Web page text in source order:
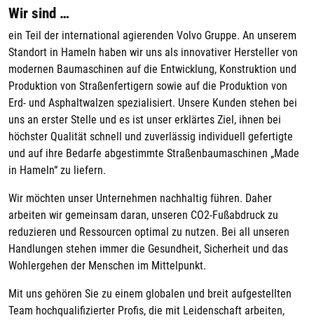
Wir sind …
ein Teil der international agierenden Volvo Gruppe. An unserem
Standort in Hameln haben wir uns als innovativer Hersteller von
modernen Baumaschinen auf die Entwicklung, Konstruktion und
Produktion von Straßenfertigern sowie auf die Produktion von
Erd- und Asphaltwalzen spezialisiert. Unsere Kunden stehen bei
uns an erster Stelle und es ist unser erklärtes Ziel, ihnen bei
höchster Qualität schnell und zuverlässig individuell gefertigte
und auf ihre Bedarfe abgestimmte Straßenbaumaschinen „Made
in Hameln“ zu liefern.
Wir möchten unser Unternehmen nachhaltig führen. Daher
arbeiten wir gemeinsam daran, unseren CO2-Fußabdruck zu
reduzieren und Ressourcen optimal zu nutzen. Bei all unseren
Handlungen stehen immer die Gesundheit, Sicherheit und das
Wohlergehen der Menschen im Mittelpunkt.
Mit uns gehören Sie zu einem globalen und breit aufgestellten
Team hochqualifizierter Profis, die mit Leidenschaft arbeiten,